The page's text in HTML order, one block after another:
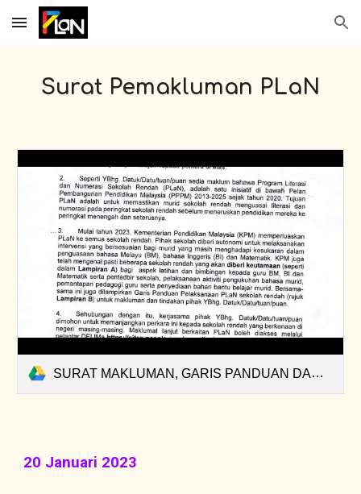
Skip to main content Skip to navigation
Surat Pemakluman PLaN
SURAT MAKLUMAN, GARIS PANDUAN DAN SENARAI PENUH SEKOLAH.pdf
20 Januari 2023